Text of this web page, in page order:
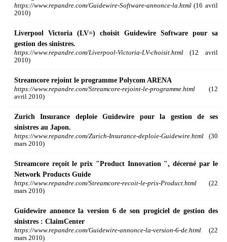
https://www.repandre.com/Guidewire-Software-annonce-la.html (16 avril
2010)
Liverpool Victoria (LV=) choisit Guidewire Software pour sa
gestion des sinistres.
https://www.repandre.com/Liverpool-Victoria-LV-choisit.html (12 avril
2010)
Streamcore rejoint le programme Polycom ARENA
https://www.repandre.com/Streamcore-rejoint-le-programme.html (12
avril 2010)
Zurich Insurance deploie Guidewire pour la gestion de ses
sinistres au Japon.
https://www.repandre.com/Zurich-Insurance-deploie-Guidewire.html (30
mars 2010)
Streamcore reçoit le prix "Product Innovation ", décerné par le
Network Products Guide
https://www.repandre.com/Streamcore-recoit-le-prix-Product.html (22
mars 2010)
Guidewire annonce la version 6 de son progiciel de gestion des
sinistres : ClaimCenter
https://www.repandre.com/Guidewire-annonce-la-version-6-de.html (22
mars 2010)